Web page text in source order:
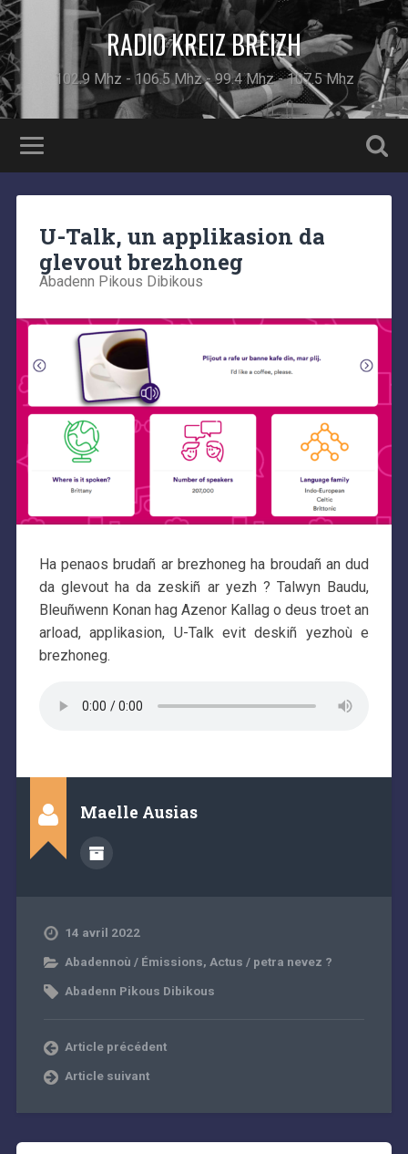
RADIO KREIZ BREIZH
102.9 Mhz - 106.5 Mhz - 99.4 Mhz - 107.5 Mhz
U-Talk, un applikasion da
glevout brezhoneg
Abadenn Pikous Dibikous
Ha penaos brudañ ar brezhoneg ha broudañ an dud
da glevout ha da zeskiñ ar yezh ? Talwyn Baudu,
Bleuñwenn Konan hag Azenor Kallag o deus troet an
arload, applikasion, U-Talk evit deskiñ yezhoù e
brezhoneg.
Maelle Ausias
14 avril 2022
Abadennoù / Émissions, Actus / petra nevez ?
Abadenn Pikous Dibikous
Article précédent
Article suivant